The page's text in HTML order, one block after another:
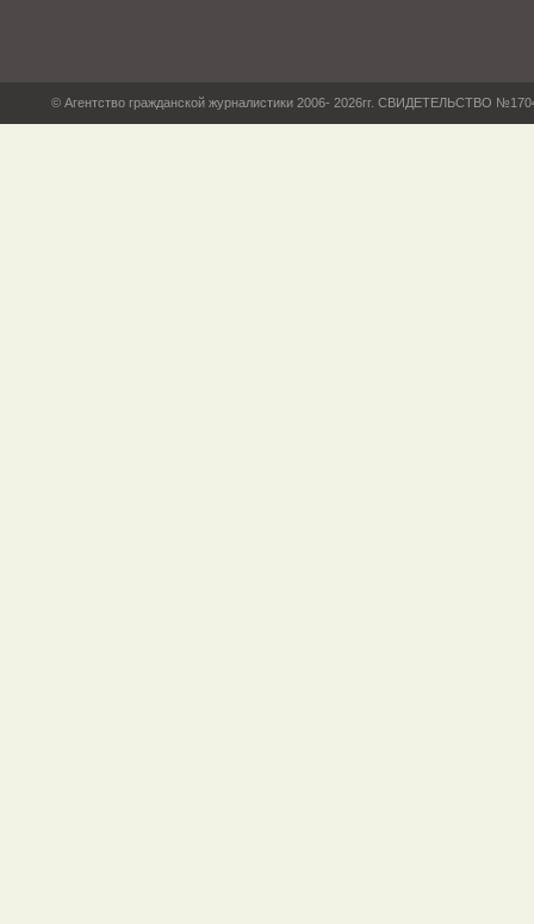
© Агентство гражданской журналистики 2006- 2026гг. СВИДЕТЕЛЬСТВО